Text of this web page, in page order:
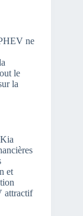
ne
le
la
et
attractif